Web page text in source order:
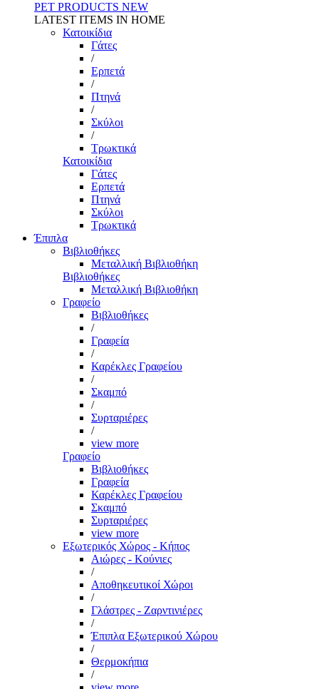
PET PRODUCTS NEW
LATEST ITEMS IN HOME
Κατοικίδια
Γάτες
/
Ερπετά
/
Πτηνά
/
Σκύλοι
/
Τρωκτικά
Κατοικίδια
Γάτες
Ερπετά
Πτηνά
Σκύλοι
Τρωκτικά
Έπιπλα
Βιβλιοθήκες
Μεταλλική Βιβλιοθήκη
Βιβλιοθήκες
Μεταλλική Βιβλιοθήκη
Γραφείο
Βιβλιοθήκες
/
Γραφεία
/
Καρέκλες Γραφείου
/
Σκαμπό
/
Συρταριέρες
/
view more
Γραφείο
Βιβλιοθήκες
Γραφεία
Καρέκλες Γραφείου
Σκαμπό
Συρταριέρες
view more
Εξωτερικός Χώρος - Κήπος
Αιώρες - Κούνιες
/
Αποθηκευτικοί Χώροι
/
Γλάστρες - Ζαρντινιέρες
/
Έπιπλα Εξωτερικού Χώρου
/
Θερμοκήπια
/